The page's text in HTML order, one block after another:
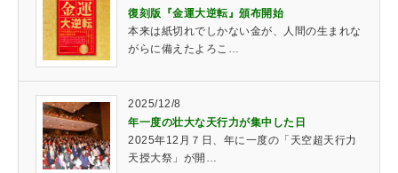
復刻版『金運大逆転』頒布開始
本来は紙切れでしかない金が、人間の生まれな
がらに備えたよろこ…
2025/12/8
年一度の壮大な天行力が集中した日
2025年12月７日、年に一度の「天空超天行力
天授大祭」が開…